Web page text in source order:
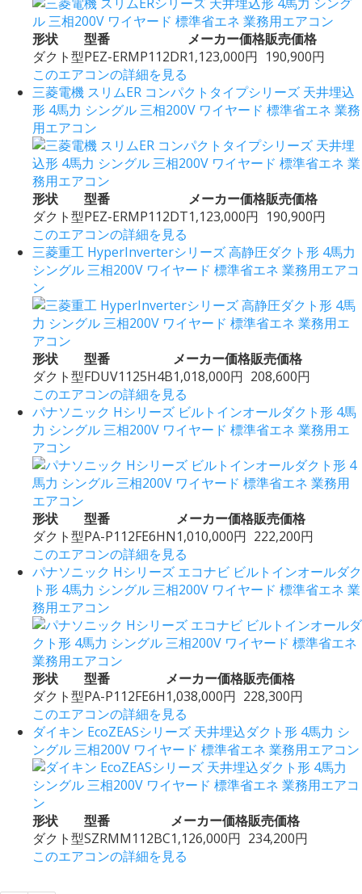
形状 型番 メーカー価格販売価格
ダクト型PEZ-ERMP112DR1,123,000円 190,900円
このエアコンの詳細を見る
三菱電機 スリムER コンパクトタイプシリーズ 天井埋込
形 4馬力 シングル 三相200V ワイヤード 標準省エネ 業務
用エアコン
形状 型番 メーカー価格販売価格
ダクト型PEZ-ERMP112DT1,123,000円 190,900円
このエアコンの詳細を見る
三菱重工 HyperInverterシリーズ 高静圧ダクト形 4馬力
シングル 三相200V ワイヤード 標準省エネ 業務用エアコ
ン
形状 型番 メーカー価格販売価格
ダクト型FDUV1125H4B1,018,000円 208,600円
このエアコンの詳細を見る
パナソニック Hシリーズ ビルトインオールダクト形 4馬
力 シングル 三相200V ワイヤード 標準省エネ 業務用エ
アコン
形状 型番 メーカー価格販売価格
ダクト型PA-P112FE6HN1,010,000円 222,200円
このエアコンの詳細を見る
パナソニック Hシリーズ エコナビ ビルトインオールダク
ト形 4馬力 シングル 三相200V ワイヤード 標準省エネ 業
務用エアコン
形状 型番 メーカー価格販売価格
ダクト型PA-P112FE6H1,038,000円 228,300円
このエアコンの詳細を見る
ダイキン EcoZEASシリーズ 天井埋込ダクト形 4馬力 シ
ングル 三相200V ワイヤード 標準省エネ 業務用エアコン
形状 型番 メーカー価格販売価格
ダクト型SZRMM112BC1,126,000円 234,200円
このエアコンの詳細を見る